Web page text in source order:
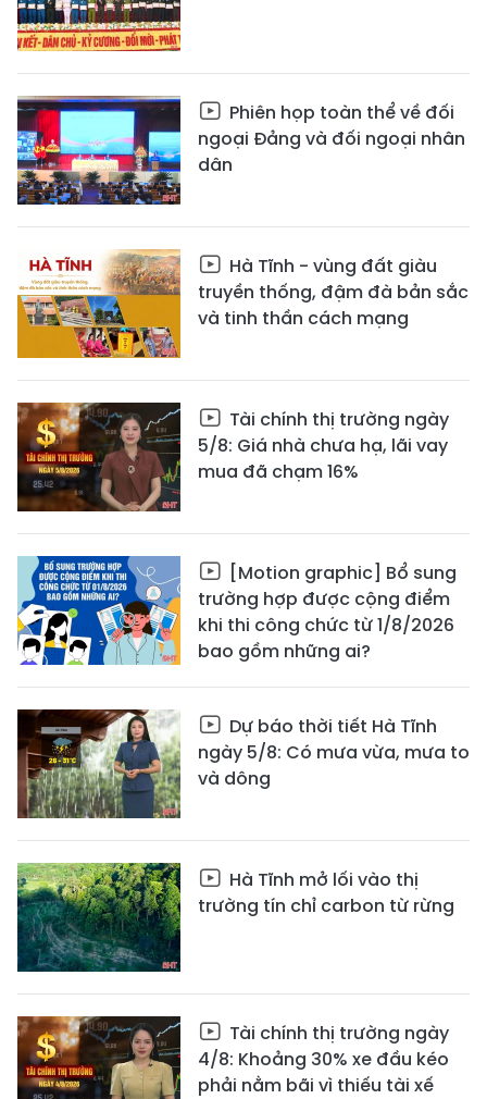
Phiên họp toàn thể về đối
ngoại Đảng và đối ngoại nhân
dân
Hà Tĩnh - vùng đất giàu
truyền thống, đậm đà bản sắc
và tinh thần cách mạng
Tài chính thị trường ngày
5/8: Giá nhà chưa hạ, lãi vay
mua đã chạm 16%
[Motion graphic] Bổ sung
trường hợp được cộng điểm
khi thi công chức từ 1/8/2026
bao gồm những ai?
Dự báo thời tiết Hà Tĩnh
ngày 5/8: Có mưa vừa, mưa to
và dông
Hà Tĩnh mở lối vào thị
trường tín chỉ carbon từ rừng
Tài chính thị trường ngày
4/8: Khoảng 30% xe đầu kéo
phải nằm bãi vì thiếu tài xế